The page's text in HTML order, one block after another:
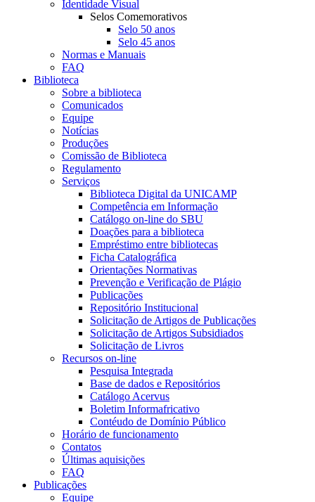
Identidade Visual
Selos Comemorativos
Selo 50 anos
Selo 45 anos
Normas e Manuais
FAQ
Biblioteca
Sobre a biblioteca
Comunicados
Equipe
Notícias
Produções
Comissão de Biblioteca
Regulamento
Serviços
Biblioteca Digital da UNICAMP
Competência em Informação
Catálogo on-line do SBU
Doações para a biblioteca
Empréstimo entre bibliotecas
Ficha Catalográfica
Orientações Normativas
Prevenção e Verificação de Plágio
Publicações
Repositório Institucional
Solicitação de Artigos de Publicações
Solicitação de Artigos Subsidiados
Solicitação de Livros
Recursos on-line
Pesquisa Integrada
Base de dados e Repositórios
Catálogo Acervus
Boletim Informafricativo
Contéudo de Domínio Público
Horário de funcionamento
Contatos
Últimas aquisições
FAQ
Publicações
Equipe